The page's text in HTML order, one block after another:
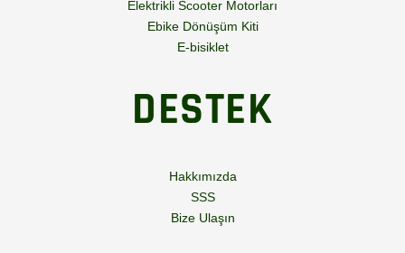
Elektrikli Scooter Motorları
Ebike Dönüşüm Kiti
E-bisiklet
DESTEK
Hakkımızda
SSS
Bize Ulaşın